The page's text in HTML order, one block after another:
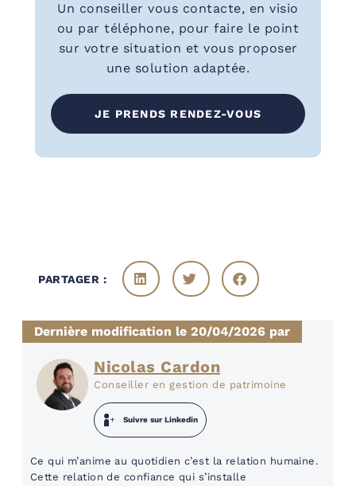
Un conseiller vous contacte, en visio
ou par téléphone, pour faire le point
sur votre situation et vous proposer
une solution adaptée.
JE PRENDS RENDEZ-VOUS
PARTAGER :
Dernière modification le 20/04/2026 par
Nicolas Cardon
Conseiller en gestion de patrimoine
Suivre sur Linkedin
Ce qui m’anime au quotidien c’est la relation humaine.
Cette relation de confiance qui s’installe